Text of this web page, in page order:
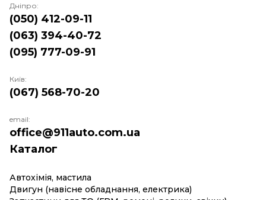
Каталог
Автохімія, мастила
Двигун (навісне обладнання, електрика)
Дніпро:
(050) 412-09-11
(063) 394-40-72
(095) 777-09-91
Київ:
(067) 568-70-20
email:
office@911auto.com.ua